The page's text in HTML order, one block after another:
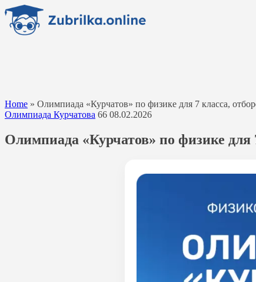
Перейти
содержанию
Home » Олимпиада «Курчатов» по физике для 7 класса,
Олимпиада Курчатова 66 08.02.2026
Олимпиада «Курчатов» по физике для